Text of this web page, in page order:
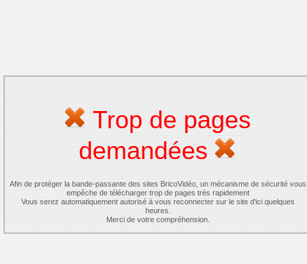
Trop de pages
demandées
Afin de protéger la bande-passante des sites BricoVidéo, un mécanisme de sécurité vous
empêche de télécharger trop de pages très rapidement
Vous serez automatiquement autorisé à vous reconnecter sur le site d'ici quelques
heures.
Merci de votre compréhension.